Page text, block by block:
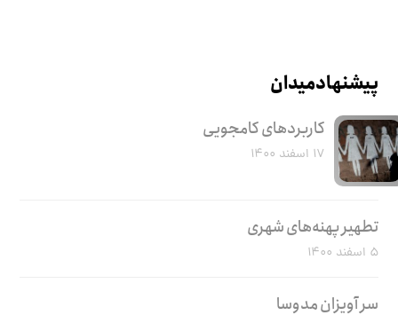
پیشنهاد میدان
کاربرد‌های کامجویی
۱۷ اسفند ۱۴۰۰
تطهیر پهنه‌های شهری
۵ اسفند ۱۴۰۰
سر آویزان مدوسا